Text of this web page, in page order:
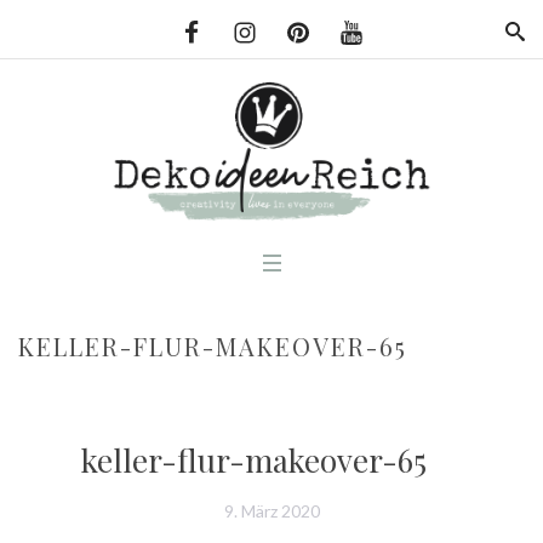
KELLER-FLUR-MAKEOVER-65
keller-flur-makeover-65
9. März 2020